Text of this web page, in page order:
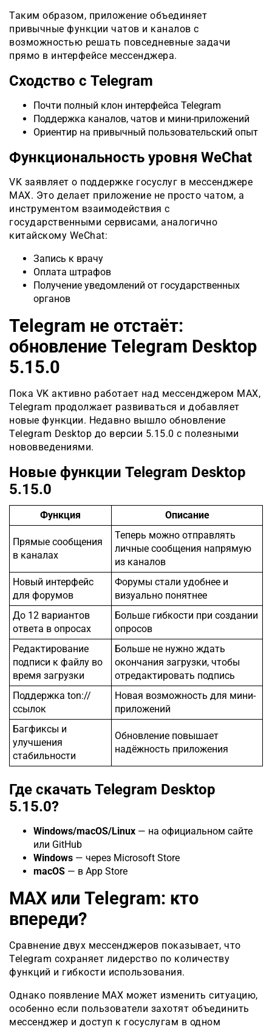
Таким образом, приложение объединяет
привычные функции чатов и каналов с
возможностью решать повседневные задачи
прямо в интерфейсе мессенджера.
Сходство с Telegram
Почти полный клон интерфейса Telegram
Поддержка каналов, чатов и мини-приложений
Ориентир на привычный пользовательский опыт
Функциональность уровня WeChat
VK заявляет о поддержке госуслуг в мессенджере
MAX. Это делает приложение не просто чатом, а
инструментом взаимодействия с
государственными сервисами, аналогично
китайскому WeChat:
Запись к врачу
Оплата штрафов
Получение уведомлений от государственных
органов
Telegram не отстаёт:
обновление Telegram Desktop
5.15.0
Пока VK активно работает над мессенджером MAX,
Telegram продолжает развиваться и добавляет
новые функции. Недавно вышло обновление
Telegram Desktop до версии 5.15.0 с полезными
нововведениями.
Новые функции Telegram Desktop
5.15.0
Функция Описание
Прямые сообщения
в каналах
Теперь можно отправлять
личные сообщения напрямую
из каналов
Новый интерфейс
для форумов
Форумы стали удобнее и
визуально понятнее
До 12 вариантов
ответа в опросах
Больше гибкости при создании
опросов
Редактирование
подписи к файлу во
время загрузки
Больше не нужно ждать
окончания загрузки, чтобы
отредактировать подпись
Поддержка ton://
ссылок
Новая возможность для мини-
приложений
Багфиксы и
улучшения
стабильности
Обновление повышает
надёжность приложения
Где скачать Telegram Desktop
5.15.0?
Windows/macOS/Linux — на официальном сайте
или GitHub
Windows — через Microsoft Store
macOS — в App Store
MAX или Telegram: кто
впереди?
Сравнение двух мессенджеров показывает, что
Telegram сохраняет лидерство по количеству
функций и гибкости использования.
Однако появление MAX может изменить ситуацию,
особенно если пользователи захотят объединить
мессенджер и доступ к госуслугам в одном